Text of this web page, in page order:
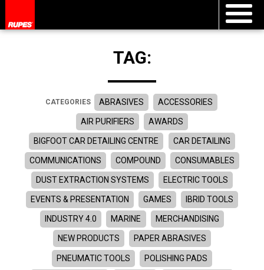
TAG:
CATEGORIES ABRASIVES ACCESSORIES
AIR PURIFIERS AWARDS
BIGFOOT CAR DETAILING CENTRE CAR DETAILING
COMMUNICATIONS COMPOUND CONSUMABLES
DUST EXTRACTION SYSTEMS ELECTRIC TOOLS
EVENTS & PRESENTATION GAMES IBRID TOOLS
INDUSTRY 4.0 MARINE MERCHANDISING
NEW PRODUCTS PAPER ABRASIVES
PNEUMATIC TOOLS POLISHING PADS